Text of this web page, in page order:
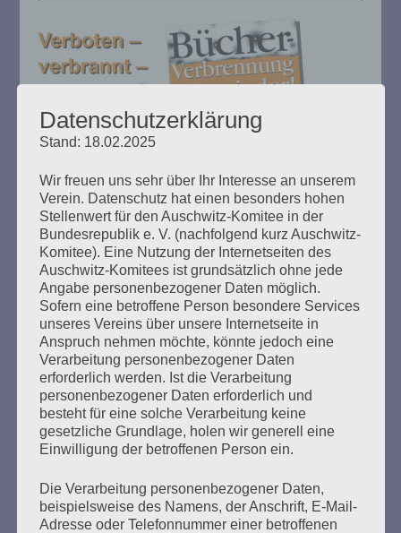
Donnerstag, 21. Mai 2026, 11 – 18 Uhr
Zum 26. Mal gibt es eine Marathonlesung anlässlich
des Gedenkens an die Verbrennung von Büchern am
Kaifu-Ufer – genau an dem Ort, wo im Mai 1933 NS-
Studentenorganisationen und Burschenschaftler
Bücher verbrannten.
Weitere Informationen: lesezeichen-setzen.de
GEDENKEN UND ERINNERN BEGINNT IN
UNSERER NACHBARSCHAFT
Datenschutzerklärung
Stand: 18.02.2025
Wir freuen uns sehr über Ihr Interesse an unserem
Verein. Datenschutz hat einen besonders hohen
Stellenwert für den Auschwitz-Komitee in der
Bundesrepublik e. V. (nachfolgend kurz Auschwitz-
Komitee). Eine Nutzung der Internetseiten des
Auschwitz-Komitees ist grundsätzlich ohne jede
Angabe personenbezogener Daten möglich.
Sofern eine betroffene Person besondere Services
unseres Vereins über unsere Internetseite in
Anspruch nehmen möchte, könnte jedoch eine
Verarbeitung personenbezogener Daten
erforderlich werden. Ist die Verarbeitung
personenbezogener Daten erforderlich und
besteht für eine solche Verarbeitung keine
gesetzliche Grundlage, holen wir generell eine
Einwilligung der betroffenen Person ein.
Die Verarbeitung personenbezogener Daten,
beispielsweise des Namens, der Anschrift, E-Mail-
Adresse oder Telefonnummer einer betroffenen